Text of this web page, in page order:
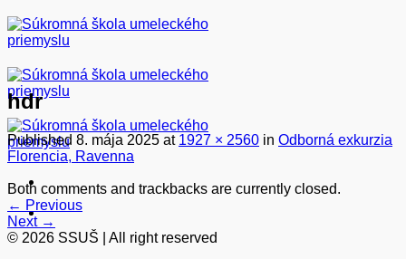
Skip
to
content
hdr
Published 8. mája 2025 at 1927 × 2560 in Odborná exkurzia
Florencia, Ravenna
Both comments and trackbacks are currently closed.
← Previous
Next →
© 2026 SSUŠ | All right reserved